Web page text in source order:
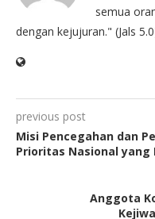
semua
dengan kejujuran." (Jals
previous post
Misi Pencegahan dan
Prioritas Nasional yang
Anggota